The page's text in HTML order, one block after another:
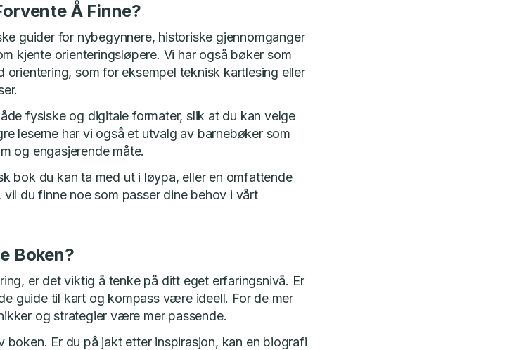
Å Finne?
guider for nybegynnere, historiske gjennomganger
kjente orienteringsløpere. Vi har også bøker som
som for eksempel teknisk kartlesing eller
fysiske og digitale formater, slik at du kan velge
leserne har vi også et utvalg av barnebøker som
og engasjerende måte.
bok du kan ta med ut i løypa, eller en omfattende
du finne noe som passer dine behov i vårt
Boken?
er det viktig å tenke på ditt eget erfaringsnivå. Er
guide til kart og kompass være ideell. For de mer
og strategier være mer passende.
boken. Er du på jakt etter inspirasjon, kan en biografi